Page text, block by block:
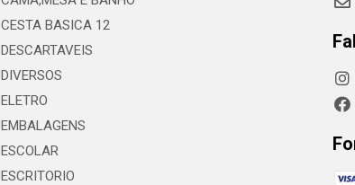
CESTA BASICA 12
DESCARTAVEIS
DIVERSOS
ELETRO
EMBALAGENS
ESCOLAR
ESCRITORIO